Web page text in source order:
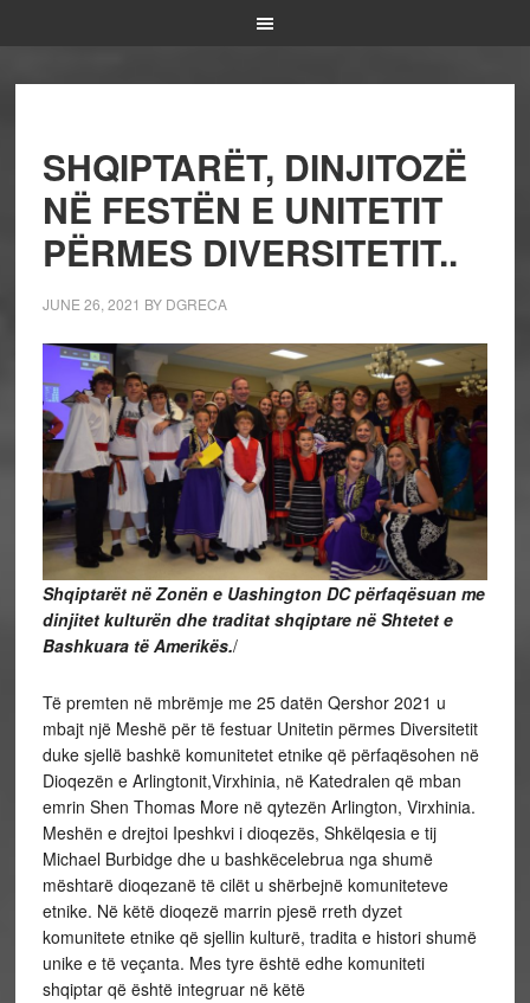
SHQIPTARËT, DINJITOZË
NË FESTËN E UNITETIT
PËRMES DIVERSITETIT..
JUNE 26, 2021 BY DGRECA
Shqiptarët në Zonën e Uashington DC përfaqësuan me
dinjitet kulturën dhe traditat shqiptare në Shtetet e
Bashkuara të Amerikës./
Të premten në mbrëmje me 25 datën Qershor 2021 u
mbajt një Meshë për të festuar Unitetin përmes Diversitetit
duke sjellë bashkë komunitetet etnike që përfaqësohen në
Dioqezën e Arlingtonit,Virxhinia, në Katedralen që mban
emrin Shen Thomas More në qytezën Arlington, Virxhinia.
Meshën e drejtoi Ipeshkvi i dioqezës, Shkëlqesia e tij
Michael Burbidge dhe u bashkëcelebrua nga shumë
mështarë dioqezanë të cilët u shërbejnë komuniteteve
etnike. Në këtë dioqezë marrin pjesë rreth dyzet
komunitete etnike që sjellin kulturë, tradita e histori shumë
unike e të veçanta. Mes tyre është edhe komuniteti
shqiptar që është integruar në këtë